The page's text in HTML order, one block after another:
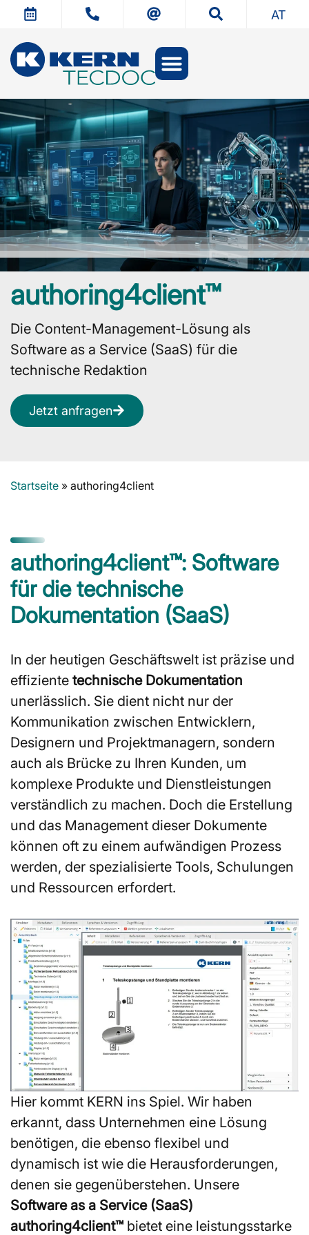
AT
authoring4client™
Die Content-Management-Lösung als
Software as a Service (SaaS) für die
technische Redaktion
Jetzt anfragen
Startseite » authoring4client
authoring4client™: Software
für die technische
Dokumentation (SaaS)
In der heutigen Geschäftswelt ist präzise und
effiziente technische Dokumentation
unerlässlich. Sie dient nicht nur der
Kommunikation zwischen Entwicklern,
Designern und Projektmanagern, sondern
auch als Brücke zu Ihren Kunden, um
komplexe Produkte und Dienstleistungen
verständlich zu machen. Doch die Erstellung
und das Management dieser Dokumente
können oft zu einem aufwändigen Prozess
werden, der spezialisierte Tools, Schulungen
und Ressourcen erfordert.
Hier kommt KERN ins Spiel. Wir haben
erkannt, dass Unternehmen eine Lösung
benötigen, die ebenso flexibel und
dynamisch ist wie die Herausforderungen,
denen sie gegenüberstehen. Unsere
Software as a Service (SaaS)
authoring4client™ bietet eine leistungsstarke